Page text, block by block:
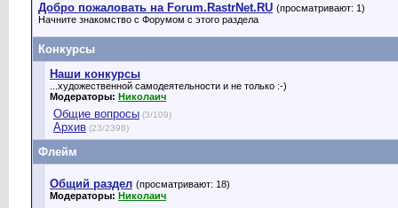
Добро пожаловать на Forum.RastrNet.RU (просматривают: 1)
Начните знакомство с Форумом с этого раздела
Конкурсы
Наши конкурсы
...художественной самодеятельности и не только :-)
Модераторы: Николаич
Общие вопросы (3/109)
Архив (23/2398)
Флейм
Общий раздел (просматривают: 18)
Модераторы: Николаич